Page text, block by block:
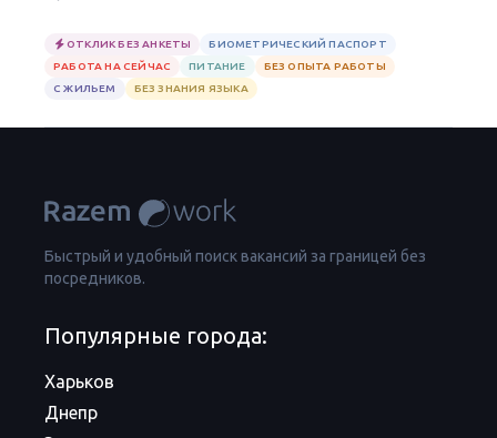
ОТКЛИК БЕЗ АНКЕТЫ
БИОМЕТРИЧЕСКИЙ ПАСПОРТ
РАБОТА НА СЕЙЧАС
ПИТАНИЕ
БЕЗ ОПЫТА РАБОТЫ
С ЖИЛЬЕМ
БЕЗ ЗНАНИЯ ЯЗЫКА
Быстрый и удобный поиск вакансий за границей без
посредников.
Популярные города:
Харьков
Днепр